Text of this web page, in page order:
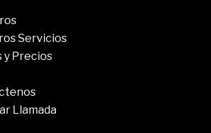
Servicios
y Precios
Llamada